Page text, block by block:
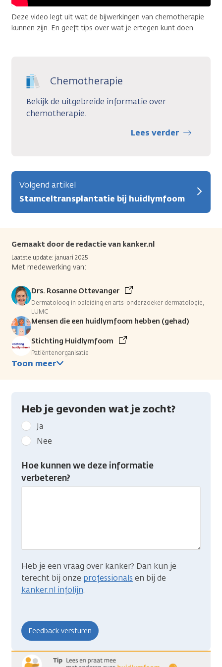
Deze video legt uit wat de bijwerkingen van chemotherapie
kunnen zijn. En geeft tips over wat je ertegen kunt doen.
Chemotherapie
Bekijk de uitgebreide informatie over
chemotherapie.
Lees verder
Volgend artikel
Stamceltransplantatie bij huidlymfoom
Gemaakt door de redactie van kanker.nl
Laatste update: januari 2025
Met medewerking van:
Drs. Rosanne Ottevanger
Dermatoloog in opleiding en arts-onderzoeker dermatologie,
LUMC
Mensen die een huidlymfoom hebben (gehad)
Stichting Huidlymfoom
Patiëntenorganisatie
Toon meer
Heb je gevonden wat je zocht?
Geef
kanker.nl
feedback:
Heb
gevonden
Ja
Nee
Hoe kunnen we deze informatie
verbeteren?
Heb je een vraag over kanker? Dan kun je
terecht bij onze professionals en bij de
kanker.nl infolijn.